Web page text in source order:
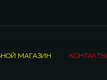
МАГАЗИН КОНТАКТЫ